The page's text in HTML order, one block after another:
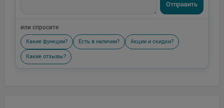
Отправить
или спросите
Какие функции? Есть в наличии? Акции и скидки?
Какие отзывы?